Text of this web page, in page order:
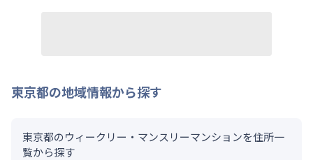
東京都の地域情報から探す
東京都のウィークリー・マンスリーマンションを住所一
覧から探す